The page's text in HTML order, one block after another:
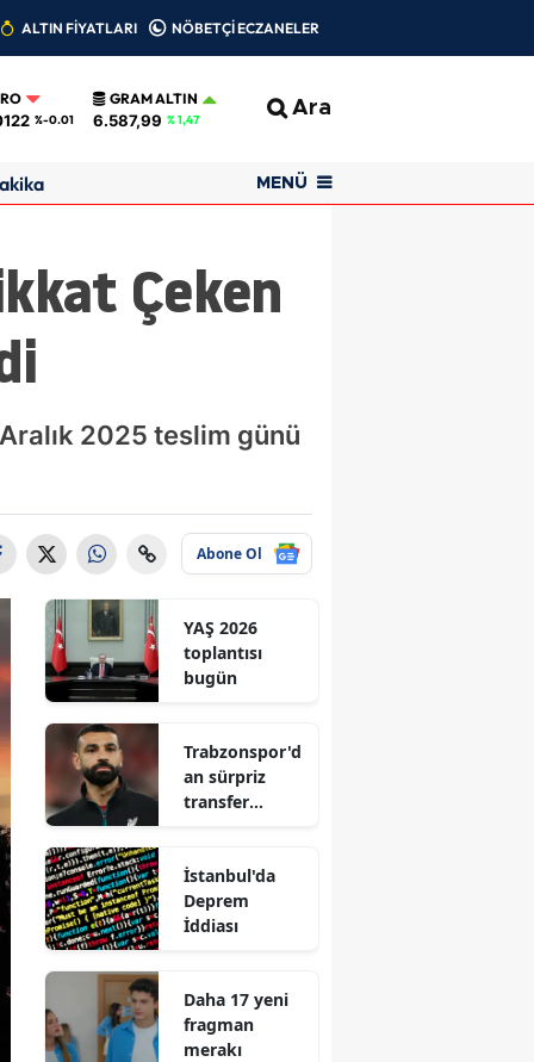
ALTIN FİYATLARI NÖBETÇİ ECZANELER
%-0.01
GRAM ALTIN
6.587,99 % 1,47 Ara
MENÜ
Çeken
2025 teslim günü
Abone Ol
YAŞ 2026
toplantısı
bugün
Trabzonspor'd
an sürpriz
transfer
İstanbul'da
Deprem
İddiası
Daha 17 yeni
fragman
merakı